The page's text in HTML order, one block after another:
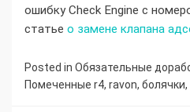
ошибку Check Engine с
статье о замене клапана
Posted in Обязательные
Помеченные r4, ravon, болячки,